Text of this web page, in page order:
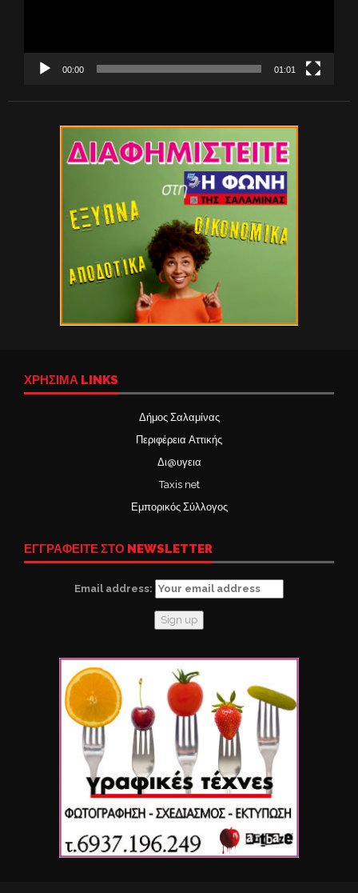
00:00 01:01
ΧΡΉΣΙΜΑ LINKS
Δήμος Σαλαμίνας
Περιφέρεια Αττικής
Δι@υγεια
Taxis net
Εμπορικός Σύλλογος
ΕΓΓΡΑΦΕΙΤΕ ΣΤΟ NEWSLETTER
Email address: